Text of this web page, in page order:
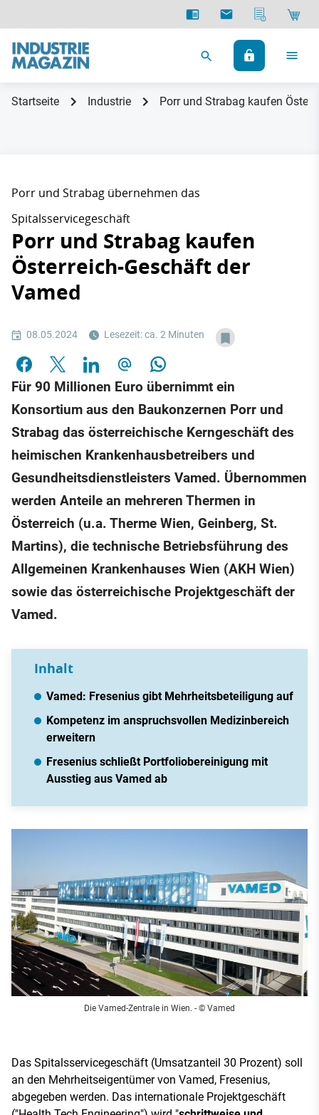
Startseite Industrie Porr und Strabag kaufen
Porr und Strabag übernehmen das
Spitalsservicegeschäft
Porr und Strabag kaufen
Österreich-Geschäft der
Vamed
08.05.2024 Lesezeit: ca. 2 Minuten
Für 90 Millionen Euro übernimmt ein
Konsortium aus den Baukonzernen Porr und
Strabag das österreichische Kerngeschäft des
heimischen Krankenhausbetreibers und
Gesundheitsdienstleisters Vamed. Übernommen
werden Anteile an mehreren Thermen in
Österreich (u.a. Therme Wien, Geinberg, St.
Martins), die technische Betriebsführung des
Allgemeinen Krankenhauses Wien (AKH Wien)
sowie das österreichische Projektgeschäft der
Vamed.
Inhalt
Vamed: Fresenius gibt Mehrheitsbeteiligung auf
Kompetenz im anspruchsvollen Medizinbereich
erweitern
Fresenius schließt Portfoliobereinigung mit
Ausstieg aus Vamed ab
Die Vamed-Zentrale in Wien. - © Vamed
Das Spitalsservicegeschäft (Umsatzanteil 30 Prozent) soll
an den Mehrheitseigentümer von Vamed, Fresenius,
abgegeben werden. Das internationale Projektgeschäft